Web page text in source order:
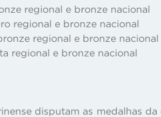
regional e bronze nacional
regional e bronze nacional
regional e bronze nacional
regional e bronze nacional
disputam as medalhas